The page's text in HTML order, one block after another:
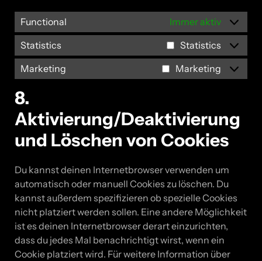
Functional
Immer aktiv
Statistics
Statistics
Marketing
Marketing
8.
Aktivierung/Deaktivierung
und Löschen von Cookies
Du kannst deinen Internetbrowser verwenden um
automatisch oder manuell Cookies zu löschen. Du
kannst außerdem spezifizieren ob spezielle Cookies
nicht platziert werden sollen. Eine andere Möglichkeit
ist es deinen Internetbrowser derart einzurichten,
dass du jedes Mal benachrichtigt wirst, wenn ein
Cookie platziert wird. Für weitere Information über